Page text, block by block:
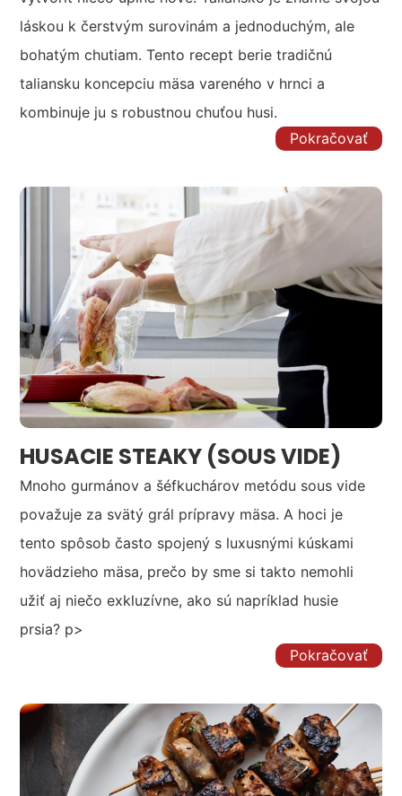
láskou k čerstvým surovinám a jednoduchým, ale
bohatým chutiam. Tento recept berie tradičnú
taliansku koncepciu mäsa vareného v hrnci a
kombinuje ju s robustnou chuťou husi.
Pokračovať
HUSACIE STEAKY (SOUS VIDE)
Mnoho gurmánov a šéfkuchárov metódu sous vide
považuje za svätý grál prípravy mäsa. A hoci je
tento spôsob často spojený s luxusnými kúskami
hovädzieho mäsa, prečo by sme si takto nemohli
užiť aj niečo exkluzívne, ako sú napríklad husie
prsia? p>
Pokračovať